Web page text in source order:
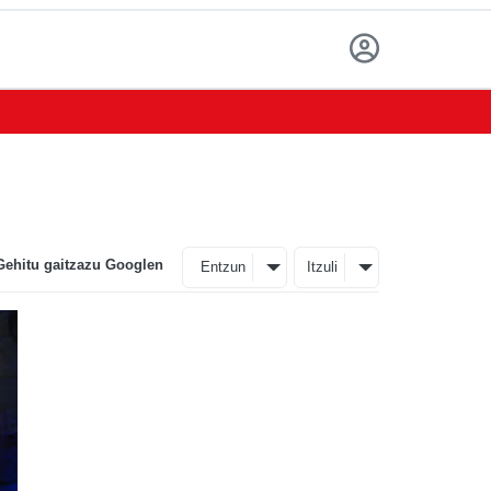
gaitzazu Googlen Entzun Itzuli